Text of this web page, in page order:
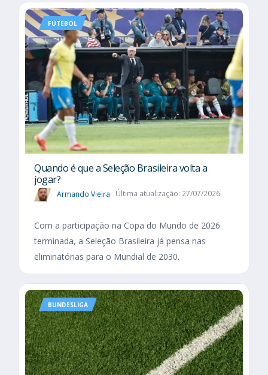
FUTEBOL
Quando é que a Seleção Brasileira volta a
jogar?
Armando Vieira Última atualização: 27/07/2026
Com a participação na Copa do Mundo de 2026
terminada, a Seleção Brasileira já pensa nas
eliminatórias para o Mundial de 2030.
BUNDESLIGA